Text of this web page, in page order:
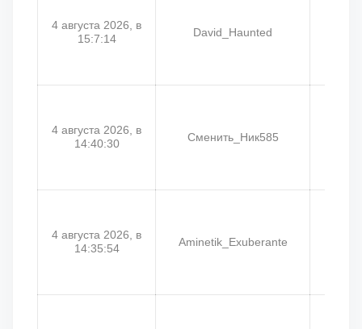
4 августа 2026, в
15:7:14
David_Haunted
4 августа 2026, в
14:40:30
Сменить_Ник585
4 августа 2026, в
14:35:54
Aminetik_Exuberante